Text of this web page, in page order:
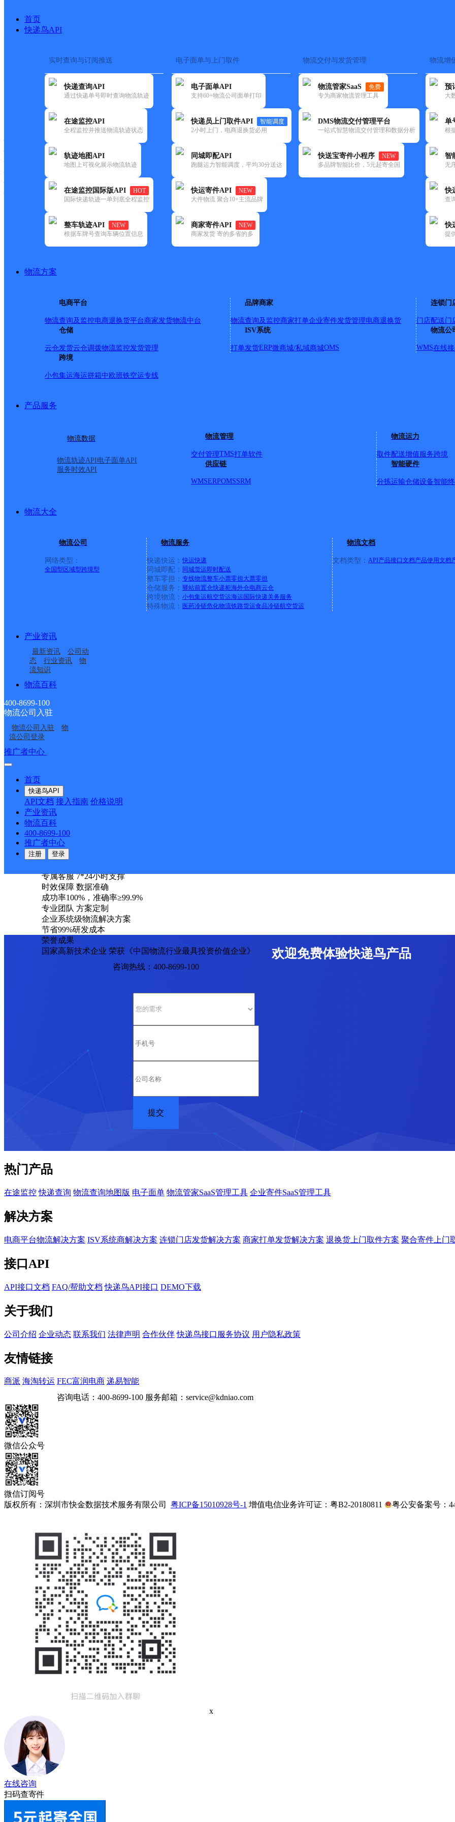
首页
快递鸟API
实时查询与订阅推送
快递查询API
通过快递单号即时查询物流轨迹
在途监控API
全程监控并推送物流轨迹状态
轨迹地图API
地图上可视化展示物流轨迹
在途监控国际版API
HOT
国际快递轨迹一单到底全程监控
整车轨迹API
NEW
根据车牌号查询车辆位置信息
电子面单与上门取件
电子面单API
支持60+物流公司面单打印
快递员上门取件API
智能调度
2小时上门，电商退换货必用
同城即配API
跑腿运力智能调度，平均30分送达
快运寄件API
NEW
大件物流 聚合10+主流品牌
商家寄件API
NEW
商家发货 寄的多省的多
物流交付与发货管理
物流管家SaaS
免费
专为商家物流管理工具
DMS物流交付管理平台
一站式智慧物流交付管理和数据分析
快送宝寄件小程序
NEW
多品牌智能比价，5元起寄全国
物流增
预
大
单
根
智
无
快
查
快
提
物流方案
电商平台
物流查询及监控电商退换货平台商家发货物流中台
品牌商家
物流查询及监控商家打单企业寄件发货管理电商退换货
连锁门
门店配送门
仓储
云仓发货云仓调拨物流监控发货管理
ISV系统
打单发货ERP微商城/私域商城OMS
物流公
WMS在线
跨境
小包集运海运拼箱中欧班铁空运专线
产品服务
物流数据
物流轨迹API电子面单API
服务时效API
物流管理
交付管理TMS打单软件
物流运力
取件配送增值服务跨境
供应链
WMSERPOMSSRM
智能硬件
分拣运输仓储设备智能
物流大全
物流公司
网络类型：
全国型 区域型跨境型
物流服务
快递快运： 快运快递
同城即配： 同城货运即时配送
整车零担： 专线物流整车小票零担大票零担
仓储服务： 驿站前置仓快递柜海外仓电商云仓
跨境物流： 小包集运航空货运海运 国际快递关务服务
特殊物流： 医药冷链危化物流铁路货运食品冷链航空货运
物流文档
文档类型： API产品接口文档产品使用文档
产业资讯
最新资讯
公司动
态
行业资讯
物
流知识
物流百科
400-8699-100
物流公司入驻
物流公司入驻
物
流公司登录
推广者中心
首页
快递鸟API
API文档 接入指南 价格说明
产业资讯
物流百科
400-8699-100
推广者中心
注册 登录
快递大全 > 快递网点
快递大全 快运大全
NEW
城市：张家界市 ✕ 快递：顺丰速运 ✕
清空已选
地区:
不限 慈利县(2)
澜庭快递超市
更多号码地址：山水印象澜庭小区
详情
慈利天乐食品超市
更多号码地址：慈利东站天乐超市
航校收发室顺丰窗口
详情
思蓓生活超市
小熊便民服务中心
更多号码地址：尚东御园9号小熊便民服务中心
航院营业厅
地址：航院大门口收发室顺丰窗口
派送范围:全境详情
首页
<
>
尾页
最新网点
圆通速递
顺丰速运
顺丰速运重庆城口城岚路速运营业点
顺丰速运白沙牙叉桥南居民区营业点
顺丰速运
顺丰速运
顺丰速运昌江石碌人民北路营业点
顺丰速运乐东黄流黄东村营业点
专属客服 7*24小时支撑
时效保障 数据准确
成功率100%，准确率≥99.9%
专业团队 方案定制
企业系统级物流解决方案
节省99%研发成本
荣誉成果
国家高新技术企业 荣获《中国物流行业最具投资价值企业》
欢迎免费体验快递鸟产品
咨询热线：400-8699-100
热门产品
在途监控 快递查询 物流查询地图版 电子面单 物流管家SaaS管理工具 企业寄件SaaS管理工具
解决方案
电商平台物流解决方案 ISV系统商解决方案 连锁门店发货解决方案 商家打单发货解决方案 退换货上门取件方案 聚合寄件上门
接口API
API接口文档 FAQ/帮助文档 快递鸟API接口 DEMO下载
关于我们
公司介绍 企业动态 联系我们 法律声明 合作伙伴 快递鸟接口服务协议 用户隐私政策
友情链接
商派 海淘转运 FEC富润电商 递易智能
咨询电话： 400-8699-100 服务邮箱： service@kdniao.com
微信公众号
微信订阅号
版权所有：深圳市快金数据技术服务有限公司 粤ICP备15010928号-1 增值电信业务许可证：粤B2-20180811 粤公安备案号：
x
在线咨询
扫码查寄件